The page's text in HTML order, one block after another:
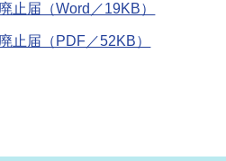
止届（Word／19KB）
止届（PDF／52KB）